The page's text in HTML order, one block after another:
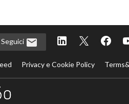
Seguici
Privacy e Cookie Policy